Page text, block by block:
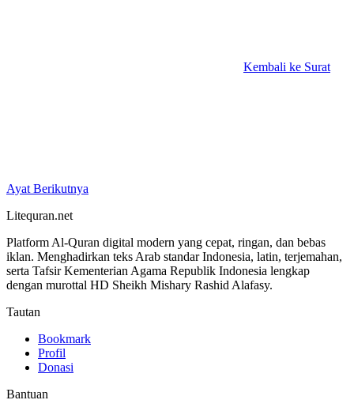
Kembali ke Surat
Ayat Berikutnya
Litequran.net
Platform Al-Quran digital modern yang cepat, ringan, dan bebas
iklan. Menghadirkan teks Arab standar Indonesia, latin, terjemahan,
serta Tafsir Kementerian Agama Republik Indonesia lengkap
dengan murottal HD Sheikh Mishary Rashid Alafasy.
Tautan
Bookmark
Profil
Donasi
Bantuan